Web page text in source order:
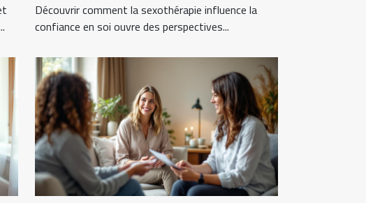
Découvrir comment la sexothérapie influence la
confiance en soi ouvre des perspectives...